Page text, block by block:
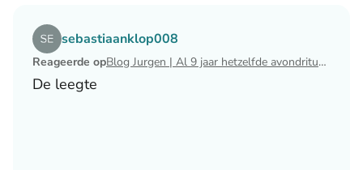
sebastiaanklop008
Reageerde op Blog Jurgen | Al 9 jaar hetzelfde avondritueel
De leegte
Lees het artikel Blog Jurgen | Al 9 jaar hetzelfde